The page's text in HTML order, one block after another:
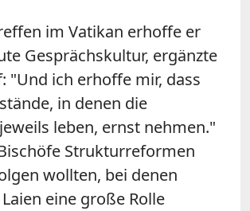
im Vatikan erhoffe er
Gesprächskultur, ergänzte
"Und ich erhoffe mir, dass
in denen die
leben, ernst nehmen."
Strukturreformen
wollten, bei denen
eine große Rolle